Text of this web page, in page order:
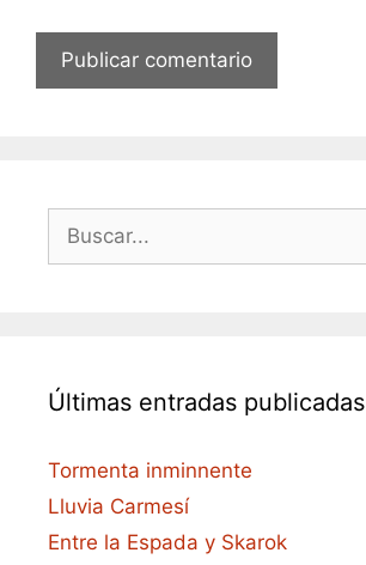
Buscar:
Últimas entradas publicadas
Tormenta inminnente
Lluvia Carmesí
Entre la Espada y Skarok